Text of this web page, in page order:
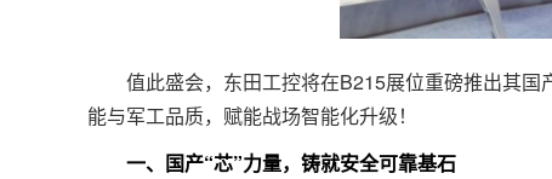
值此盛会，东田工控将在B215展位重磅推出其
能与军工品质，赋能战场智能化升级！
一、国产“芯”力量，铸就安全可靠基石